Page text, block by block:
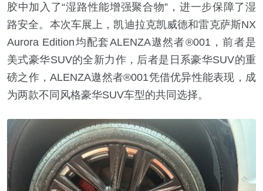
胶中加入了“湿路性能增强聚合物”，进一步保障了湿
路安全。本次车展上，凯迪拉克凯威德和雷克萨斯NX
Aurora Edition均配套ALENZA遨然者®001，前者是
美式豪华SUV的全新力作，后者是日系豪华SUV的重
磅之作，ALENZA遨然者®001凭借优异性能表现，成
为两款不同风格豪华SUV车型的共同选择。